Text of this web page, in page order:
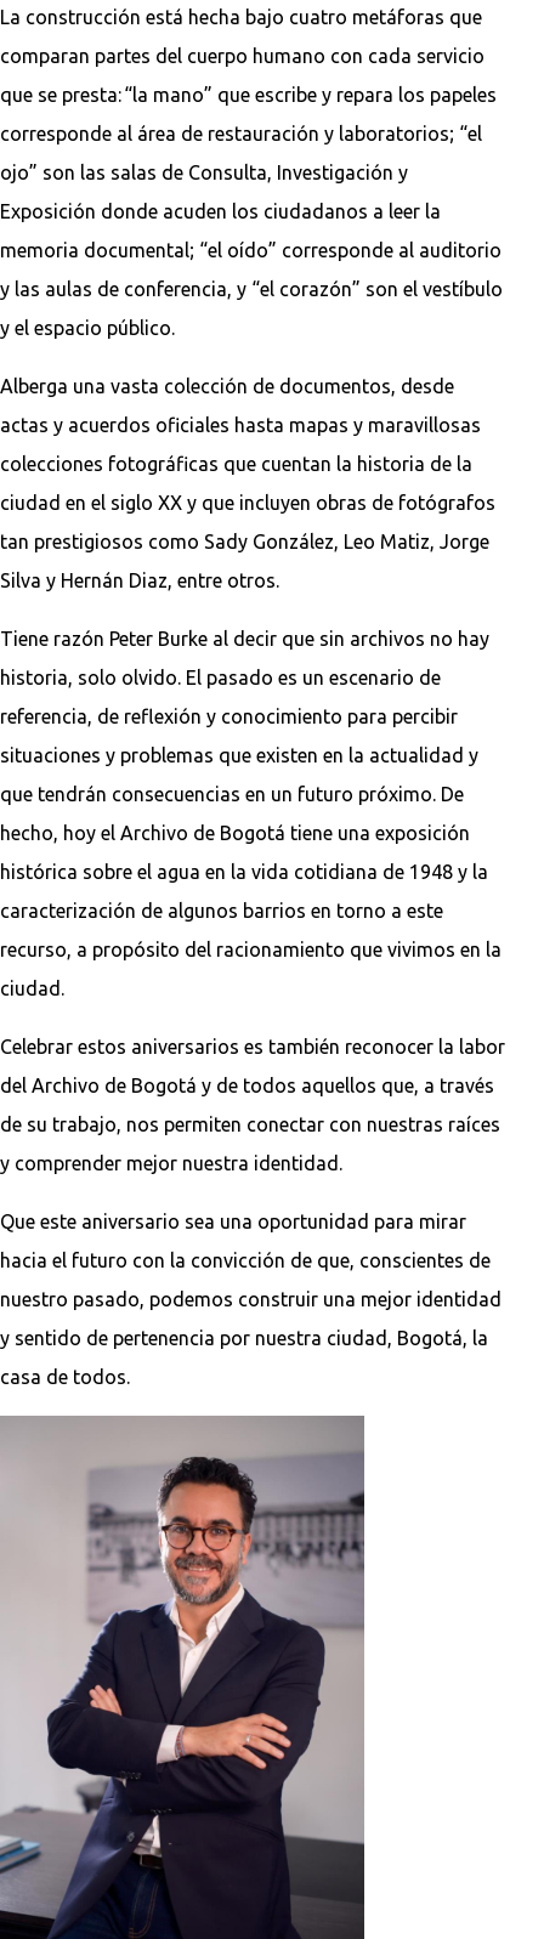
La construcción está hecha bajo cuatro metáforas que
comparan partes del cuerpo humano con cada servicio
que se presta: “la mano” que escribe y repara los papeles
corresponde al área de restauración y laboratorios; “el
ojo” son las salas de Consulta, Investigación y
Exposición donde acuden los ciudadanos a leer la
memoria documental; “el oído” corresponde al auditorio
y las aulas de conferencia, y “el corazón” son el vestíbulo
y el espacio público.
Alberga una vasta colección de documentos, desde
actas y acuerdos oficiales hasta mapas y maravillosas
colecciones fotográficas que cuentan la historia de la
ciudad en el siglo XX y que incluyen obras de fotógrafos
tan prestigiosos como Sady González, Leo Matiz, Jorge
Silva y Hernán Diaz, entre otros.
Tiene razón Peter Burke al decir que sin archivos no hay
historia, solo olvido. El pasado es un escenario de
referencia, de reflexión y conocimiento para percibir
situaciones y problemas que existen en la actualidad y
que tendrán consecuencias en un futuro próximo. De
hecho, hoy el Archivo de Bogotá tiene una exposición
histórica sobre el agua en la vida cotidiana de 1948 y la
caracterización de algunos barrios en torno a este
recurso, a propósito del racionamiento que vivimos en la
ciudad.
Celebrar estos aniversarios es también reconocer la labor
del Archivo de Bogotá y de todos aquellos que, a través
de su trabajo, nos permiten conectar con nuestras raíces
y comprender mejor nuestra identidad.
Que este aniversario sea una oportunidad para mirar
hacia el futuro con la convicción de que, conscientes de
nuestro pasado, podemos construir una mejor identidad
y sentido de pertenencia por nuestra ciudad, Bogotá, la
casa de todos.